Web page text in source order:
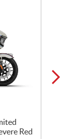
Red